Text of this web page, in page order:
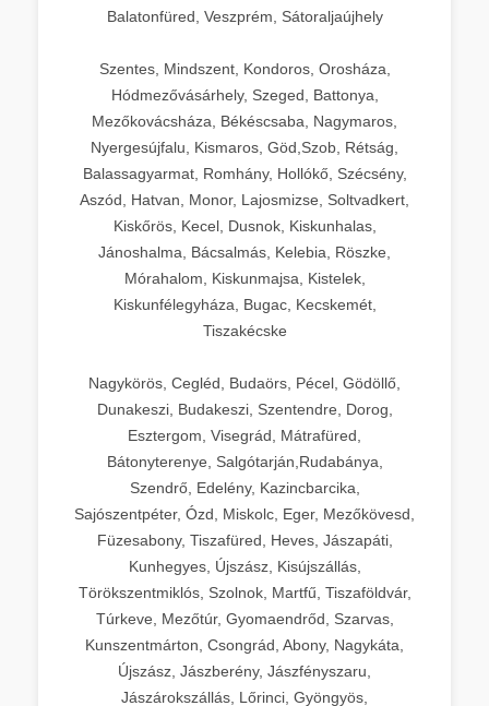
Balatonfüred, Veszprém, Sátoraljaújhely
Szentes, Mindszent, Kondoros, Orosháza,
Hódmezővásárhely, Szeged, Battonya,
Mezőkovácsháza, Békéscsaba, Nagymaros,
Nyergesújfalu, Kismaros, Göd,Szob, Rétság,
Balassagyarmat, Romhány, Hollókő, Szécsény,
Aszód, Hatvan, Monor, Lajosmizse, Soltvadkert,
Kiskőrös, Kecel, Dusnok, Kiskunhalas,
Jánoshalma, Bácsalmás, Kelebia, Röszke,
Mórahalom, Kiskunmajsa, Kistelek,
Kiskunfélegyháza, Bugac, Kecskemét,
Tiszakécske
Nagykörös, Cegléd, Budaörs, Pécel, Gödöllő,
Dunakeszi, Budakeszi, Szentendre, Dorog,
Esztergom, Visegrád, Mátrafüred,
Bátonyterenye, Salgótarján,Rudabánya,
Szendrő, Edelény, Kazincbarcika,
Sajószentpéter, Ózd, Miskolc, Eger, Mezőkövesd,
Füzesabony, Tiszafüred, Heves, Jászapáti,
Kunhegyes, Újszász, Kisújszállás,
Törökszentmiklós, Szolnok, Martfű, Tiszaföldvár,
Túrkeve, Mezőtúr, Gyomaendrőd, Szarvas,
Kunszentmárton, Csongrád, Abony, Nagykáta,
Újszász, Jászberény, Jászfényszaru,
Jászárokszállás, Lőrinci, Gyöngyös,